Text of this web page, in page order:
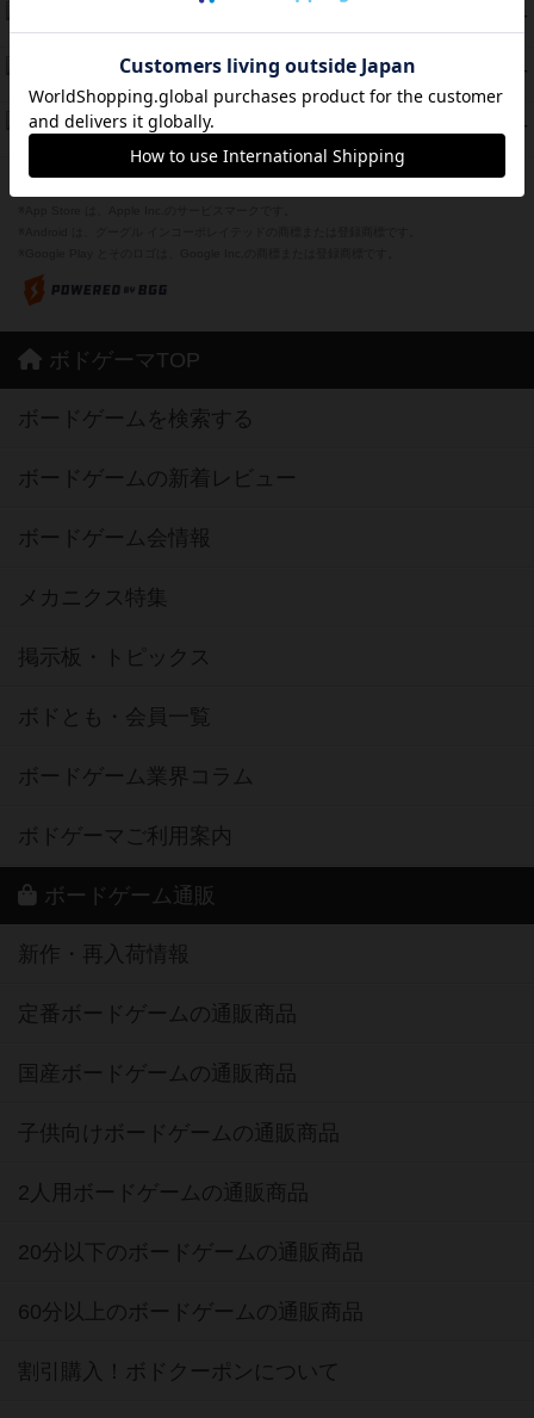
PT
紹介文あり 1件の投稿
PT
スーパーストア3000
37 PT
フリップ７：復讐心とともに
ボドゲーマTOP
ボードゲームを検索する
ボードゲームの新着レビュー
ボードゲーム会情報
メカニクス特集
掲示板・トピックス
ボドとも・会員一覧
ボードゲーム業界コラム
ボドゲーマご利用案内
ボードゲーム通販
新作・再入荷情報
定番ボードゲームの通販商品
国産ボードゲームの通販商品
子供向けボードゲームの通販商品
2人用ボードゲームの通販商品
20分以下のボードゲームの通販商品
60分以上のボードゲームの通販商品
割引購入！ボドクーポンについて